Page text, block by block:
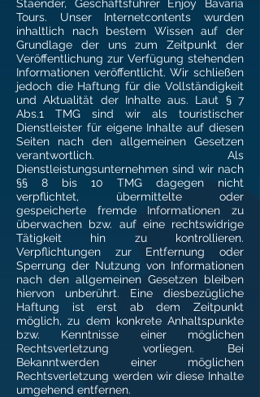
Staender, Geschäftsführer Enjoy Bavaria
Tours. Unser Internetcontents wurden
inhaltlich nach bestem Wissen auf der
Grundlage der uns zum Zeitpunkt der
Veröffentlichung zur Verfügung stehenden
Informationen veröffentlicht. Wir schließen
jedoch die Haftung für die Vollständigkeit
und Aktualität der Inhalte aus. Laut § 7
Abs.1 TMG sind wir als touristischer
Dienstleister für eigene Inhalte auf diesen
Seiten nach den allgemeinen Gesetzen
verantwortlich. Als
Dienstleistungsunternehmen sind wir nach
§§ 8 bis 10 TMG dagegen nicht
verpflichtet, übermittelte oder
gespeicherte fremde Informationen zu
überwachen bzw. auf eine rechtswidrige
Tätigkeit hin zu kontrollieren.
Verpflichtungen zur Entfernung oder
Sperrung der Nutzung von Informationen
nach den allgemeinen Gesetzen bleiben
hiervon unberührt. Eine diesbezügliche
Haftung ist erst ab dem Zeitpunkt
möglich, zu dem konkrete Anhaltspunkte
bzw. Kenntnisse einer möglichen
Rechtsverletzung vorliegen. Bei
Bekanntwerden einer möglichen
Rechtsverletzung werden wir diese Inhalte
umgehend entfernen.